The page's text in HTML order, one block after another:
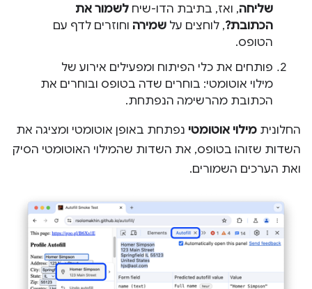
שליחה, ואז, בתיבת הדו-שיח לשמור את
הכתובת?, לוחצים על שמירה וחוזרים לדף עם
הטופס.
פותחים את כלי הפיתוח ומפעילים אירוע של
מילוי אוטומטי: בוחרים שדה בטופס ובוחרים את
הכתובת מהרשימה הנפתחת.
החלונית מילוי אוטומטי נפתחת באופן אוטומטי ומציגה את
השדות שזוהו בטופס, את השדות שהמילוי האוטומטי הסיק
ואת הערכים השמורים.